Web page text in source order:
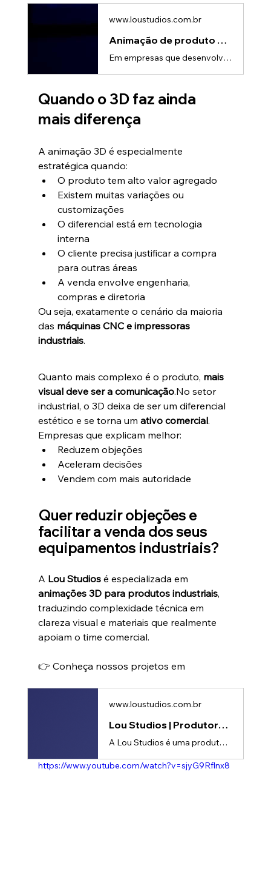
www.loustudios.com.br
Animação de produto 3D: Clareza técnica para vendas e engenharia
Em empresas que desenvolvem produtos técnicos ou industriais, um desafio é comum: traduzir engenharia complexa em argumentos claros de venda. Muitas vezes, o time de engenharia domina o produto, enquanto a equipe comercial precisa explicar soluções técnicas para clientes que não são especialistas.A animação de produto surge como uma ponte entre esses dois mundos, melhorando a comunicação interna e potencializando resultados comerciais.O desafio da comunicação entre engenharia e vendasEquipes de
Quando o 3D faz ainda
mais diferença
A animação 3D é especialmente
estratégica quando:
O produto tem alto valor agregado
Existem muitas variações ou
customizações
O diferencial está em tecnologia
interna
O cliente precisa justificar a compra
para outras áreas
A venda envolve engenharia,
compras e diretoria
Ou seja, exatamente o cenário da maioria
das máquinas CNC e impressoras
industriais.
Quanto mais complexo é o produto, mais
visual deve ser a comunicação.No setor
industrial, o 3D deixa de ser um diferencial
estético e se torna um ativo comercial.
Empresas que explicam melhor:
Reduzem objeções
Aceleram decisões
Vendem com mais autoridade
Quer reduzir objeções e
facilitar a venda dos seus
equipamentos industriais?
A Lou Studios é especializada em
animações 3D para produtos industriais,
traduzindo complexidade técnica em
clareza visual e materiais que realmente
apoiam o time comercial.
👉 Conheça nossos projetos em
www.loustudios.com.br
Lou Studios | Produtora de vídeos
A Lou Studios é uma produtora de vídeos, especializada em motion design, animação 2D e 3D. Temos o vídeo certo para suas redes sociais!
https://www.youtube.com/watch?v=sjyG9Rflnx8